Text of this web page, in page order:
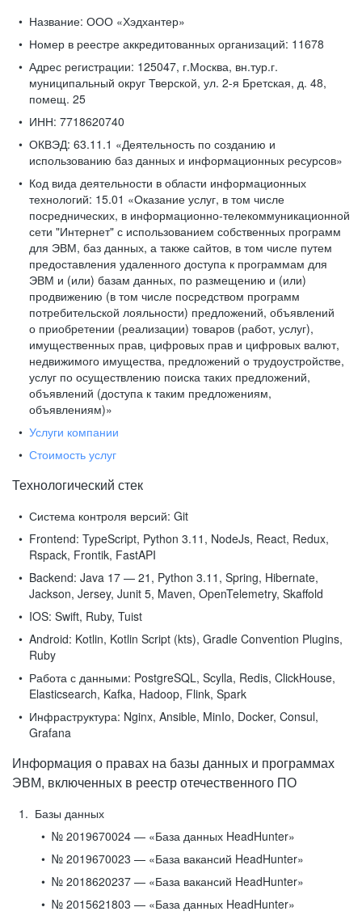
Название: ООО «Хэдхантер»
Номер в реестре аккредитованных организаций: 11678
Адрес регистрации: 125047, г.Москва, вн.тур.г.
муниципальный округ Тверской, ул. 2-я Бретская, д. 48,
помещ. 25
ИНН: 7718620740
ОКВЭД: 63.11.1 «Деятельность по созданию и
использованию баз данных и информационных ресурсов»
Код вида деятельности в области информационных
технологий: 15.01 «Оказание услуг, в том числе
посреднических, в информационно-телекоммуникационной
сети "Интернет" с использованием собственных программ
для ЭВМ, баз данных, а также сайтов, в том числе путем
предоставления удаленного доступа к программам для
ЭВМ и (или) базам данных, по размещению и (или)
продвижению (в том числе посредством программ
потребительской лояльности) предложений, объявлений
о приобретении (реализации) товаров (работ, услуг),
имущественных прав, цифровых прав и цифровых валют,
недвижимого имущества, предложений о трудоустройстве,
услуг по осуществлению поиска таких предложений,
объявлений (доступа к таким предложениям,
объявлениям)»
Услуги компании
Стоимость услуг
Технологический стек
Система контроля версий: Git
Frontend: TypeScript, Python 3.11, NodeJs, React, Redux,
Rspack, Frontik, FastAPI
Backend: Java 17 — 21, Python 3.11, Spring, Hibernate,
Jackson, Jersey, Junit 5, Maven, OpenTelemetry, Skaffold
IOS: Swift, Ruby, Tuist
Android: Kotlin, Kotlin Script (kts), Gradle Convention Plugins,
Ruby
Работа с данными: PostgreSQL, Scylla, Redis, ClickHouse,
Elasticsearch, Kafka, Hadoop, Flink, Spark
Инфраструктура: Nginx, Ansible, MinIo, Docker, Consul,
Grafana
Информация о правах на базы данных и программах
ЭВМ, включенных в реестр отечественного ПО
Базы данных
№ 2019670024 — «База данных HeadHunter»
№ 2019670023 — «База вакансий HeadHunter»
№ 2018620237 — «База вакансий HeadHunter»
№ 2015621803 — «База данных HeadHunter»